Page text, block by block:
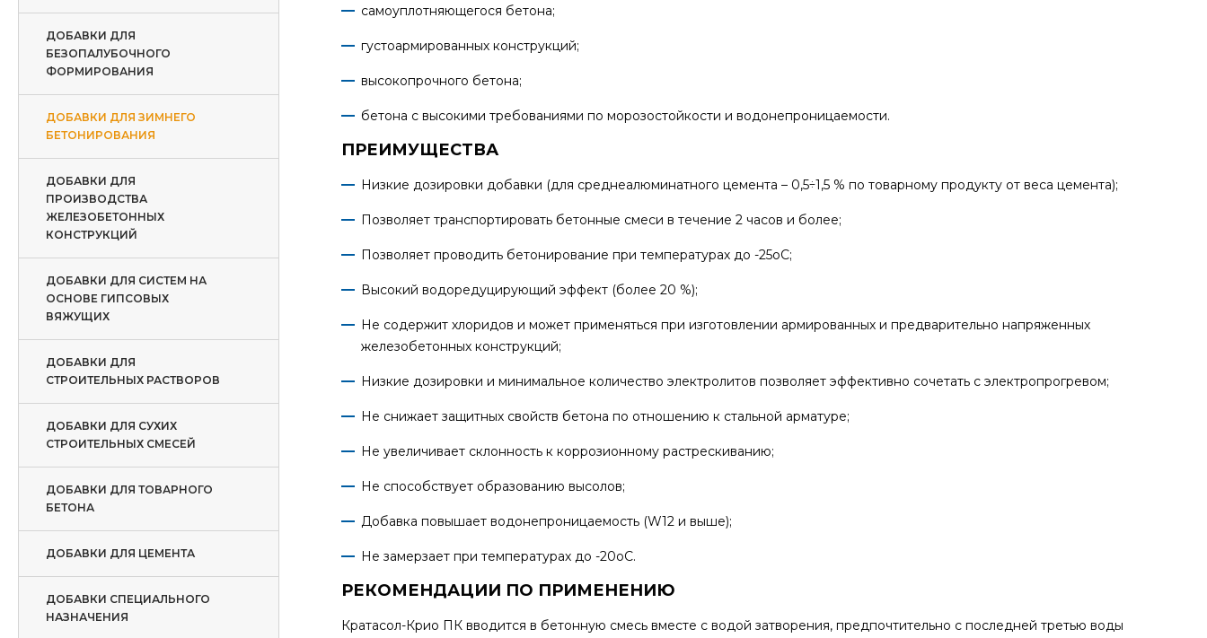
ДОБАВКИ ДЛЯ
БЕЗОПАЛУБОЧНОГО
ФОРМИРОВАНИЯ
ДОБАВКИ ДЛЯ ЗИМНЕГО
БЕТОНИРОВАНИЯ
ДОБАВКИ ДЛЯ
ПРОИЗВОДСТВА
ЖЕЛЕЗОБЕТОННЫХ
КОНСТРУКЦИЙ
ДОБАВКИ ДЛЯ СИСТЕМ НА
ОСНОВЕ ГИПСОВЫХ
ВЯЖУЩИХ
ДОБАВКИ ДЛЯ
СТРОИТЕЛЬНЫХ РАСТВОРОВ
ДОБАВКИ ДЛЯ СУХИХ
СТРОИТЕЛЬНЫХ СМЕСЕЙ
ДОБАВКИ ДЛЯ ТОВАРНОГО
БЕТОНА
ДОБАВКИ ДЛЯ ЦЕМЕНТА
ДОБАВКИ СПЕЦИАЛЬНОГО
НАЗНАЧЕНИЯ
самоуплотняющегося бетона;
густоармированных конструкций;
высокопрочного бетона;
бетона с высокими требованиями по морозостойкости и водонепроницаемости.
ПРЕИМУЩЕСТВА
Низкие дозировки добавки (для среднеалюминатного цемента – 0,5÷1,5 % по товарному продукту от веса цемента);
Позволяет транспортировать бетонные смеси в течение 2 часов и более;
Позволяет проводить бетонирование при температурах до -25оС;
Высокий водоредуцирующий эффект (более 20 %);
Не содержит хлоридов и может применяться при изготовлении армированных и предварительно напряженных
железобетонных конструкций;
Низкие дозировки и минимальное количество электролитов позволяет эффективно сочетать с электропрогревом;
Не снижает защитных свойств бетона по отношению к стальной арматуре;
Не увеличивает склонность к коррозионному растрескиванию;
Не способствует образованию высолов;
Добавка повышает водонепроницаемость (W12 и выше);
Не замерзает при температурах до -20оС.
РЕКОМЕНДАЦИИ ПО ПРИМЕНЕНИЮ
Кратасол-Крио ПК вводится в бетонную смесь вместе с водой затворения, предпочтительно с последней третью воды